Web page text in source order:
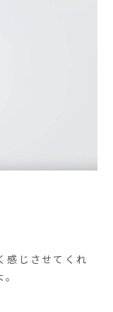
感じさせてくれ